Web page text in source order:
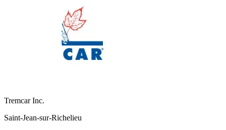
Tremcar Inc.
Saint-Jean-sur-Richelieu